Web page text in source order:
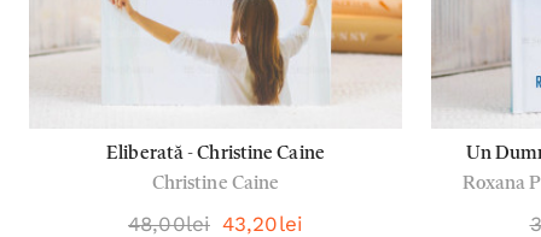
Eliberată - Christine Caine
Christine Caine
48,00lei 43,20lei
Un
Roxana